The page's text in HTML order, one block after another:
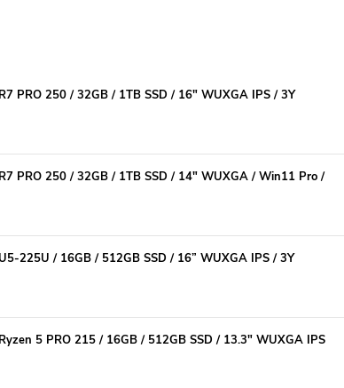
PRO 250 / 32GB / 1TB SSD / 16" WUXGA IPS / 3Y
PRO 250 / 32GB / 1TB SSD / 14" WUXGA / Win11 Pro /
225U / 16GB / 512GB SSD / 16” WUXGA IPS / 3Y
5 PRO 215 / 16GB / 512GB SSD / 13.3" WUXGA IPS